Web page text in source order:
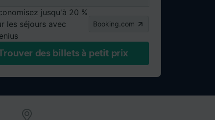
jusqu'à 20 %
les séjours avec
Booking.com
des billets à petit prix